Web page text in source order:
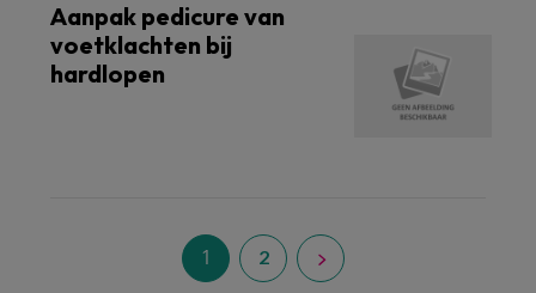
Aanpak pedicure van
voetklachten bij
hardlopen
1 2